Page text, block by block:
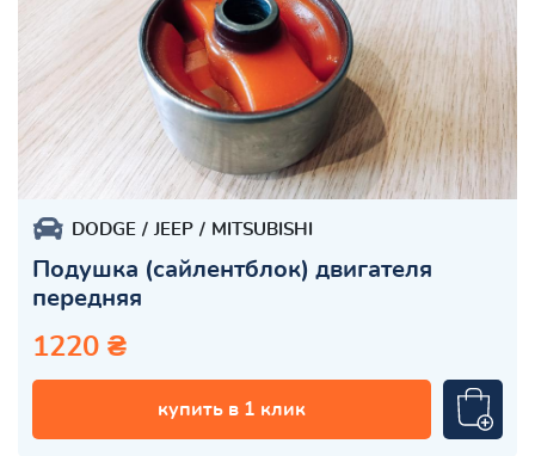
DODGE JEEP MITSUBISHI
Подушка (сайлентблок) двигателя
передняя
1220 ₴
купить в 1 клик